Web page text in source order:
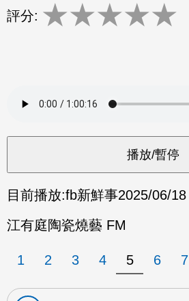
評分: ★★★★★
目前播放:fb新鮮事2025/06/18
江有庭陶瓷燒藝 FM
1 2 3 4 5 6 7